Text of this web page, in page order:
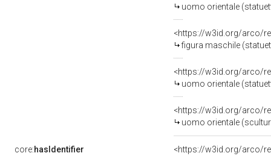
uomo orientale
<https://w3id.org/arco/
figura maschile
<https://w3id.org/arco/
uomo orientale
<https://w3id.org/arco/
uomo orientale
core:hasIdentifier
<https://w3id.org/arco/